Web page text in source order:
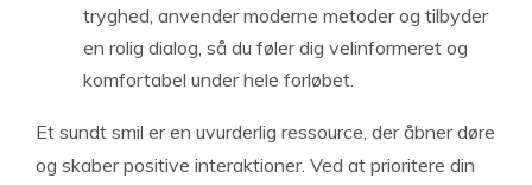
tryghed, anvender moderne metoder og tilbyder
en rolig dialog, så du føler dig velinformeret og
komfortabel under hele forløbet.
Et sundt smil er en uvurderlig ressource, der åbner døre
og skaber positive interaktioner. Ved at prioritere din